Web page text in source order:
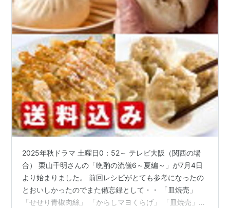
2025年秋ドラマ 土曜日0：52～ テレビ大阪（関西の場
合） 栗山千明さんの「晩酌の流儀6～夏編～」が7月4日
より始まりました。 前回レシピがとても参考になったの
とおいしかったのでまた備忘録として・・ 「皿焼売」
「せせり青椒肉絲」 「からしマヨくらげ」 「皿焼売」